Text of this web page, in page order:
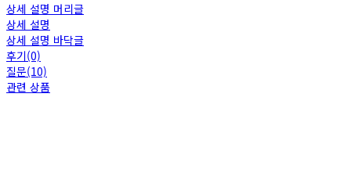
상세 설명 머리글
상세 설명
상세 설명 바닥글
후기(0)
질문(10)
관련 상품